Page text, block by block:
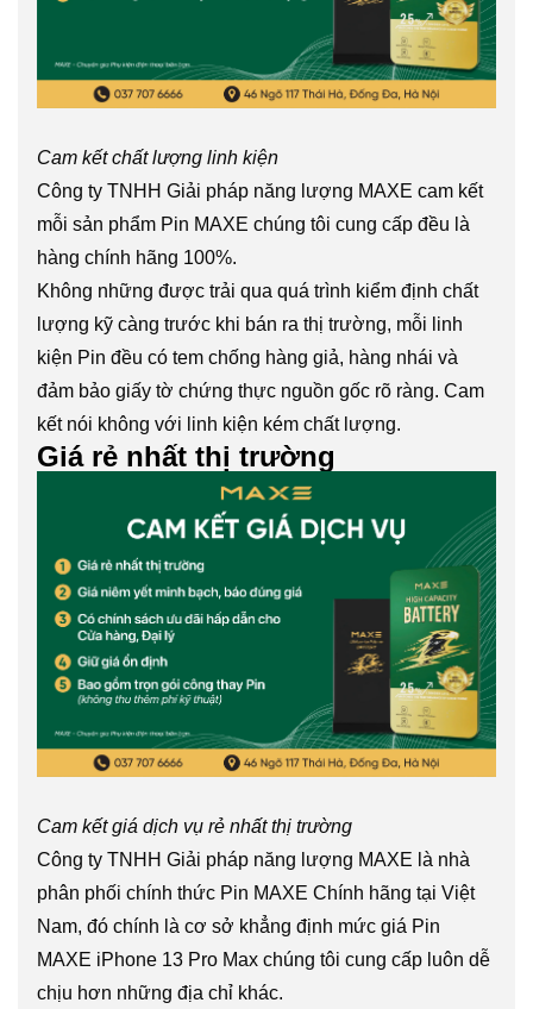
Cam kết chất lượng linh kiện
Công ty TNHH Giải pháp năng lượng MAXE cam kết
mỗi sản phẩm Pin MAXE chúng tôi cung cấp đều là
hàng chính hãng 100%.
Không những được trải qua quá trình kiểm định chất
lượng kỹ càng trước khi bán ra thị trường, mỗi linh
kiện Pin đều có tem chống hàng giả, hàng nhái và
đảm bảo giấy tờ chứng thực nguồn gốc rõ ràng. Cam
kết nói không với linh kiện kém chất lượng.
Giá rẻ nhất thị trường
Cam kết giá dịch vụ rẻ nhất thị trường
Công ty TNHH Giải pháp năng lượng MAXE là nhà
phân phối chính thức Pin MAXE Chính hãng tại Việt
Nam, đó chính là cơ sở khẳng định mức giá Pin
MAXE iPhone 13 Pro Max chúng tôi cung cấp luôn dễ
chịu hơn những địa chỉ khác.